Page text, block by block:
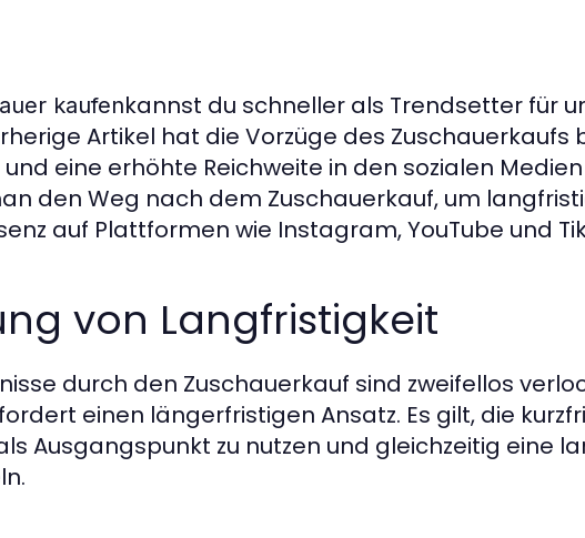
kaufenkannst du schneller als Trendsetter für
Artikel hat die Vorzüge des Zuschauerkaufs
eine erhöhte Reichweite in den sozialen
den Weg nach dem Zuschauerkauf, um
auf Plattformen wie Instagram, YouTube und
von Langfristigkeit
durch den Zuschauerkauf sind zweifellos
einen längerfristigen Ansatz. Es gilt, die
Ausgangspunkt zu nutzen und gleichzeitig eine